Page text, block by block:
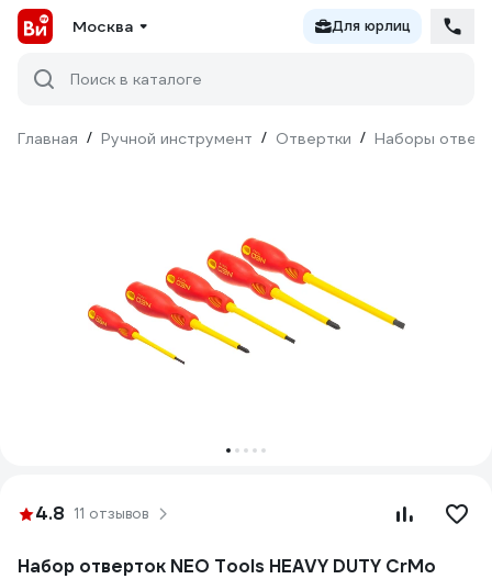
Москва Для юрлиц
Поиск в каталоге
Главная / Ручной инструмент / Отвертки / Наборы
4.8 11 отзывов
Набор отверток NEO Tools HEAVY DUTY CrMo